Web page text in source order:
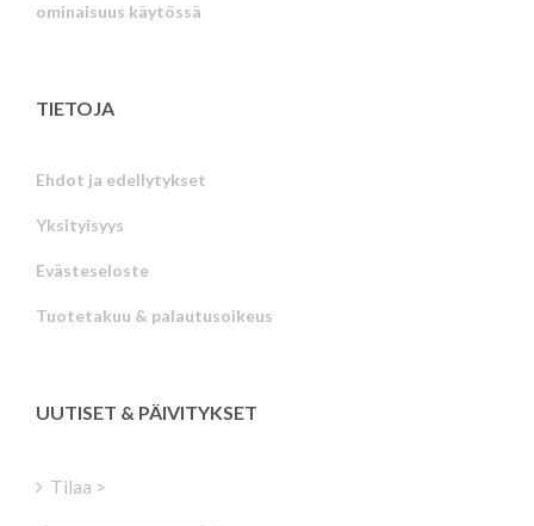
ominaisuus käytössä
TIETOJA
Ehdot ja edellytykset
Yksityisyys
Evästeseloste
Tuotetakuu & palautusoikeus
UUTISET & PÄIVITYKSET
Tilaa >